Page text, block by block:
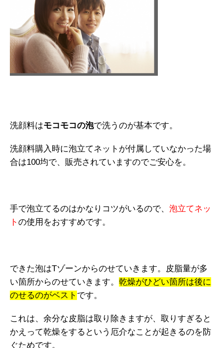
洗顔料はモコモコの泡で洗うのが基本です。
洗顔料購入時に泡立てネットが付属していなかった場
合は100均で、販売されていますのでご安心を。
手で泡立てるのはかなりコツがいるので、 泡立てネッ
ト の使用をおすすめです。
できた泡はTゾーンからのせていきます。皮脂量が多
い箇所からのせていきます。 乾燥がひどい箇所は後に
のせるのがベスト です。
これは、余分な皮脂は取り除きますが、取りすぎると
かえって乾燥をするという厄介なことが起きるのを防
ぐためです。